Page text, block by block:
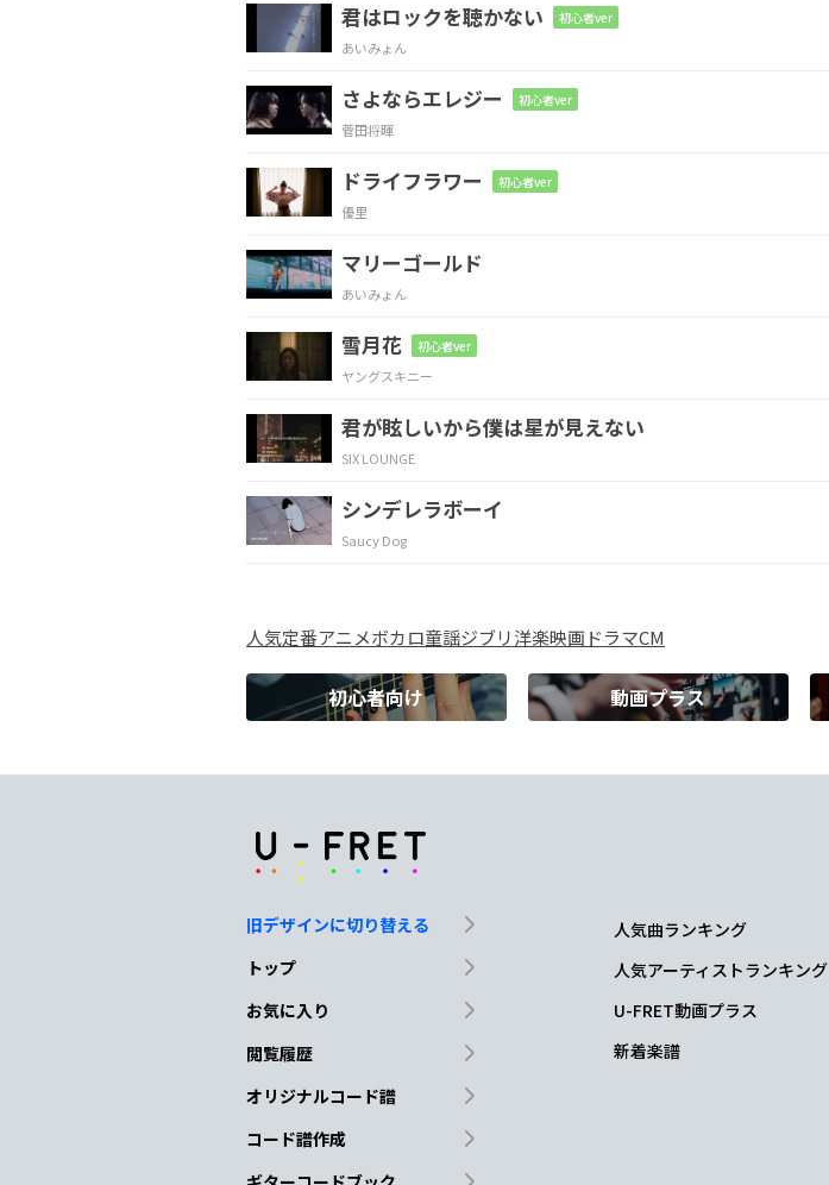
見下ろそうぜ
Gmaj9
抱えきれない
A
寂しさ
Bm
を
誰も諭してく
Gmaj9
僕の涙は
A
My
Gmaj9
heart's gonna beat
ふ たり だけの夜
Gmaj9
愛して
A
るなんて
Bm
言えやし
G
暖 炉の前 ふた り
G
あたたかい 時間を
君はロックを聴かない 初心者ver
あいみょん
さよならエレジー 初心者ver
菅田将暉
ドライフラワー 初心者ver
優里
マリーゴールド
あいみょん
雪月花 初心者ver
ヤングスキニー
君が眩しいから僕は星が見えない
SIX LOUNGE
シンデレラボーイ
Saucy Dog
人気定番アニメボカロ童謡ジブリ洋楽映画ドラマCM
初心者向け 動画プラス
旧デザインに切り替える
トップ
お気に入り
閲覧履歴
オリジナルコード譜
コード譜作成
人気曲ランキング
人気アーティストランキング
U-FRET動画プラス
新着楽譜